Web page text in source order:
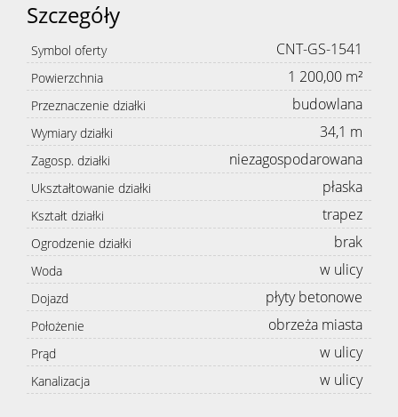
Szczegóły
Symbol oferty CNT-GS-1541
Powierzchnia 1 200,00 m²
Przeznaczenie działki budowlana
Wymiary działki 34,1 m
Zagosp. działki niezagospodarowana
Ukształtowanie działki płaska
Kształt działki trapez
Ogrodzenie działki brak
Woda w ulicy
Dojazd płyty betonowe
Położenie obrzeża miasta
Prąd w ulicy
Kanalizacja w ulicy